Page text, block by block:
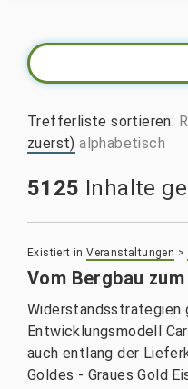
Trefferliste sortieren:
zuerst) alphabetisch
5125 Inhalte
Existiert in Veranstaltungen >
Vom Bergbau
Widerstandsstrategien
Entwicklungsmodell
auch entlang der
Goldes - Graues Gold